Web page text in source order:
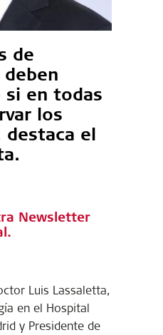
de
si en todas
los
el
Newsletter
.
Luis Lassaletta,
en el Hospital
y Presidente de